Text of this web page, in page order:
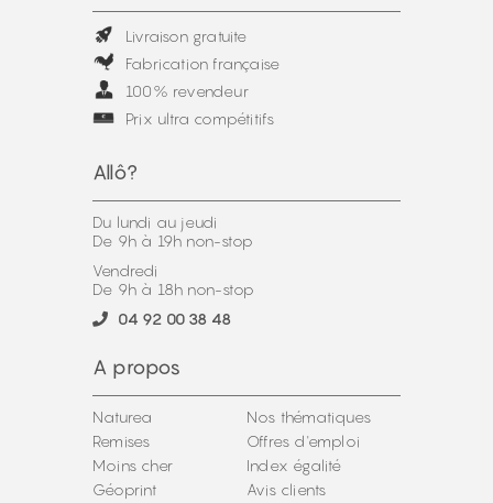
Livraison gratuite
Fabrication française
100% revendeur
Prix ultra compétitifs
Allô?
Du lundi au jeudi
De 9h à 19h non-stop
Vendredi
De 9h à 18h non-stop
04 92 00 38 48
A propos
Naturea
Remises
Moins cher
Géoprint
Nos thématiques
Offres d'emploi
Index égalité
Avis clients